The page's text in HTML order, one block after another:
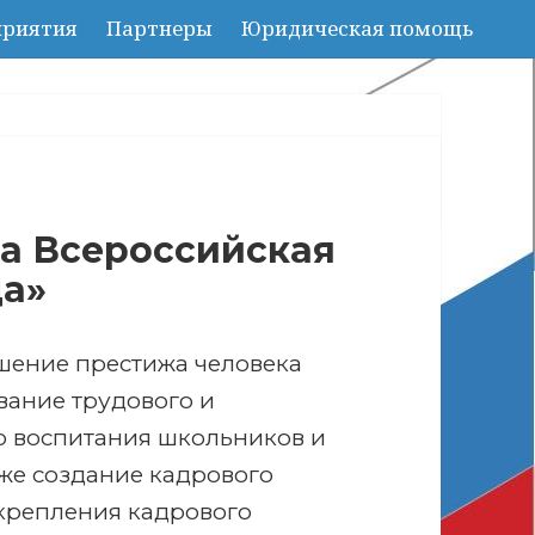
Партнеры Юридическая помощь
Всероссийская
престижа человека
трудового и
воспитания школьников и
создание кадрового
кадрового